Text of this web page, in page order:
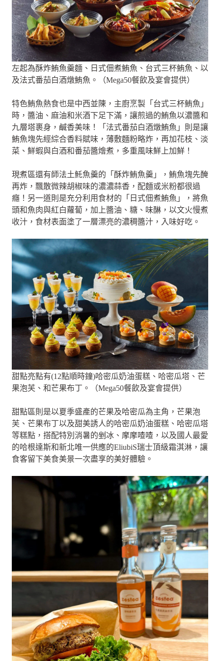
左起為酥炸鮪魚羹麵、日式佃煮鮪魚、台式三杯鮪魚、以
及法式番茄白酒燉鮪魚。（Mega50餐飲及宴會提供）
特色鮪魚熱食也是中西並陳，主廚烹製「台式三杯鮪魚」
時，醬油、麻油和米酒下足下滿，讓煎過的鮪魚以濃醬和
九層塔裹身，鹹香美味！「法式番茄白酒燉鮪魚」則是讓
鮪魚塊先經綜合香料賦味，薄敷麵粉略炸，再加花枝、淡
菜、鮮蝦與白酒和番茄醬燴煮，多重風味鮮上加鮮！
現煮區還有師法土魠魚羹的「酥炸鮪魚羹」，鮪魚塊先醃
再炸，飄散微辣胡椒味的濃濃蒜香，配麵或米粉都很過
癮！另一道則是充分利用食材的「日式佃煮鮪魚」，將魚
頭和魚肉與紅白蘿蔔，加上醬油、糖、味醂，以文火慢煮
收汁，食材表面塗了一層漂亮的濃稠醬汁，入味好吃。
甜點亮點有(12點順時鐘)哈密瓜奶油蛋糕、哈密瓜塔、芒
果泡芙、和芒果布丁。（Mega50餐飲及宴會提供）
甜點區則是以夏季盛產的芒果及哈密瓜為主角，芒果泡
芙、芒果布丁以及甜美誘人的哈密瓜奶油蛋糕、哈密瓜塔
等糕點，搭配特別消暑的剉冰、摩摩喳喳，以及國人最愛
的哈根達斯和新北唯一供應的EliubiS瑞士頂級霜淇淋，讓
食客留下美食美景一次盡享的美好體驗。